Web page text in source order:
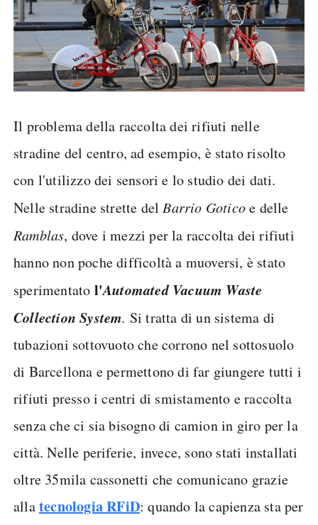
Il problema della raccolta dei rifiuti nelle
stradine del centro, ad esempio, è stato risolto
con l'utilizzo dei sensori e lo studio dei dati.
Nelle stradine strette delBarrio Goticoe delle
Ramblas, dove i mezzi per la raccolta dei rifiuti
hanno non poche difficoltà a muoversi, è stato
sperimentato l'Automated Vacuum Waste
Collection System. Si tratta di un sistema di
tubazioni sottovuoto che corrono nel sottosuolo
di Barcellona e permettono di far giungere tutti i
rifiuti presso i centri di smistamento e raccolta
senza che ci sia bisogno di camion in giro per la
città. Nelle periferie, invece, sono stati installati
oltre 35mila cassonetti che comunicano grazie
allatecnologia RFiD: quando la capienza sta per